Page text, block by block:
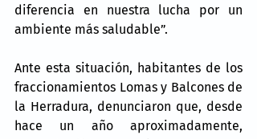
diferencia en nuestra lucha por un
ambiente más saludable”.
Ante esta situación, habitantes de los
fraccionamientos Lomas y Balcones de
la Herradura, denunciaron que, desde
hace un año aproximadamente,